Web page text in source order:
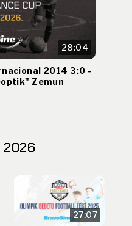
28:04
2014 3:0 -
Zemun
27:07